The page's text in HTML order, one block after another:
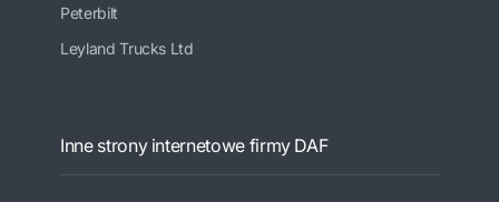
Peterbilt
Leyland Trucks Ltd
Inne strony internetowe firmy DAF